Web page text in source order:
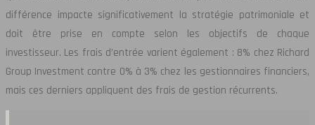
différence impacte significativement la stratégie patrimoniale et
doit être prise en compte selon les objectifs de chaque
investisseur. Les frais d’entrée varient également : 8% chez Richard
Group Investment contre 0% à 3% chez les gestionnaires financiers,
mais ces derniers appliquent des frais de gestion récurrents.